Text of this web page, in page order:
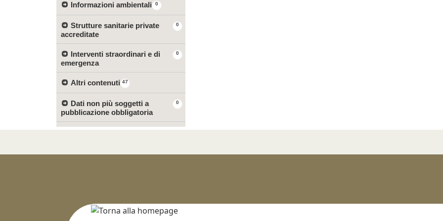
0
Informazioni ambientali
0
Strutture sanitarie private
accreditate
0
Interventi straordinari e di
emergenza
47
Altri contenuti
0
Dati non più soggetti a
pubblicazione obbligatoria